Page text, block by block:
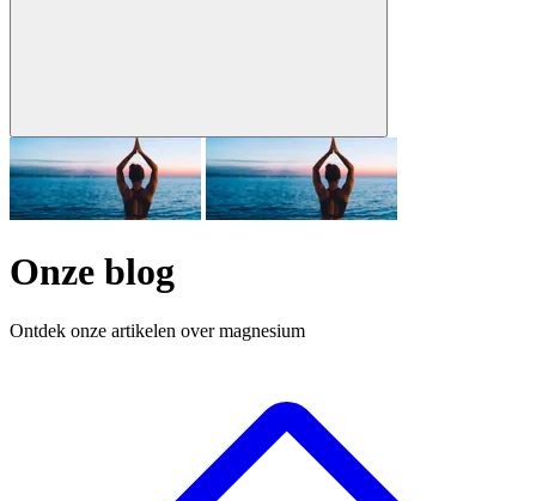
Onze blog
Ontdek onze artikelen over magnesium